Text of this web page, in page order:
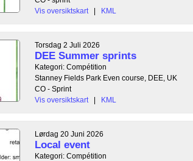
Vis oversiktskart
| KML
Torsdag 2 Juli 2026
DEE Summer sprints
Kategori: Compétition
Stanney Fields Park Even course, DEE, UK
CO - Sprint
Vis oversiktskart
| KML
Lørdag 20 Juni 2026
Local event
Kategori: Compétition